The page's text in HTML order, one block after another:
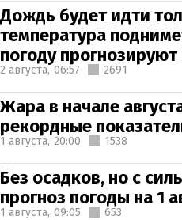
Дождь будет идти
температура
погоду прогнозируют
2 августа, 06:57 2691
Жара в начале
рекордные
1 августа, 20:00 1538
Без осадков, но с
прогноз погоды на 1
1 августа, 09:05 653